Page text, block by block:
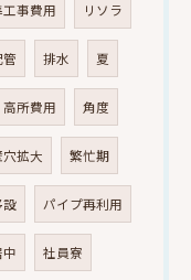
事費用 リソラ
排水 夏
高所費用 角度
穴拡大 繁忙期
設 パイプ再利用
中 社員寮